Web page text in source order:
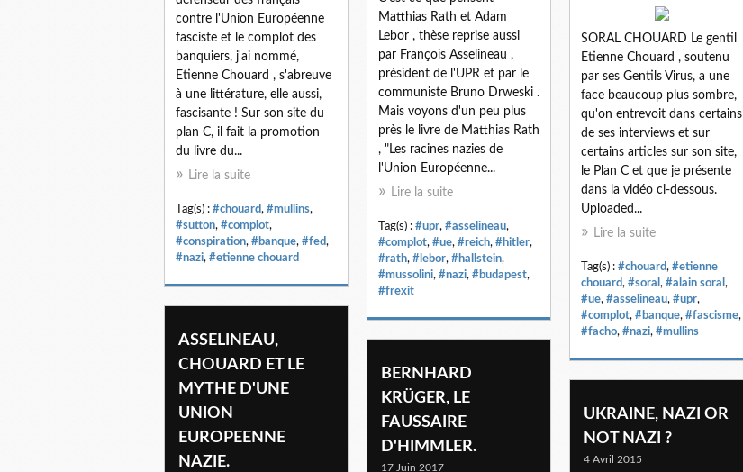
Matthias Rath et Adam
Lebor , thèse reprise aussi
par François Asselineau ,
président de l'UPR et par le
communiste Bruno Drweski .
Mais voyons d'un peu plus
près le livre de Matthias Rath
, "Les racines nazies de
l'Union Européenne...
Lire la suite
Tag(s) : #upr, #asselineau,
#complot, #ue, #reich, #hitler,
#rath, #lebor, #hallstein,
#mussolini, #nazi, #budapest,
#frexit
contre l'Union Européenne
fasciste et le complot des
banquiers, j'ai nommé,
Etienne Chouard , s'abreuve
à une littérature, elle aussi,
fascisante ! Sur son site du
plan C, il fait la promotion
du livre du...
Lire la suite
Tag(s) : #chouard, #mullins,
#sutton, #complot,
#conspiration, #banque, #fed,
#nazi, #etienne chouard
SORAL CHOUARD Le gentil
Etienne Chouard , soutenu
par ses Gentils Virus, a une
face beaucoup plus sombre,
qu'on entrevoit dans certains
de ses interviews et sur
certains articles sur son site,
le Plan C et que je présente
dans la vidéo ci-dessous.
Uploaded...
Lire la suite
Tag(s) : #chouard, #etienne
chouard, #soral , #alain soral ,
#ue, #asselineau, #upr,
#complot, #banque, #fascisme,
#facho, #nazi, #mullins
ASSELINEAU,
CHOUARD ET LE
MYTHE D'UNE
UNION
EUROPEENNE
NAZIE.
BERNHARD
KRÜGER, LE
FAUSSAIRE
D'HIMMLER.
17 Juin 2017
UKRAINE, NAZI OR
NOT NAZI ?
4 Avril 2015